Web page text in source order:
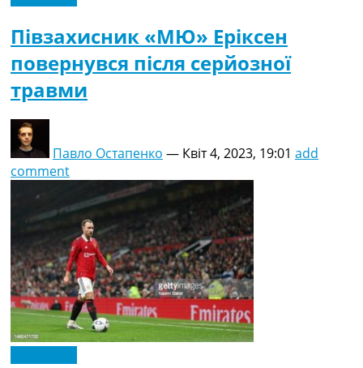
Півзахисник «МЮ» Еріксен
повернувся після серйозної
травми
Павло Остапенко — Квіт 4, 2023, 19:01 add
comment